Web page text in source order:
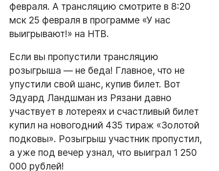
февраля. А трансляцию смотрите в 8:20
мск 25 февраля в программе «У нас
выигрывают!» на НТВ.
Если вы пропустили трансляцию
розыгрыша — не беда! Главное, что не
упустили свой шанс, купив билет. Вот
Эдуард Ландшман из Рязани давно
участвует в лотереях и счастливый билет
купил на новогодний 435 тираж «Золотой
подковы». Розыгрыш участник пропустил,
а уже под вечер узнал, что выиграл 1 250
000 рублей!